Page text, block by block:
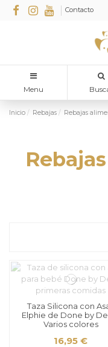
Contacto
Menu
Inicio Rebajas Rebajas
Taza Silicona con
Elphie de Done by
Varios colores
16,95 €